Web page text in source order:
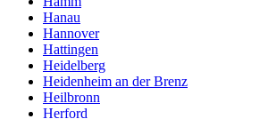
Hanau
Hannover
Hattingen
Heidelberg
Heidenheim an der Brenz
Heilbronn
Herford